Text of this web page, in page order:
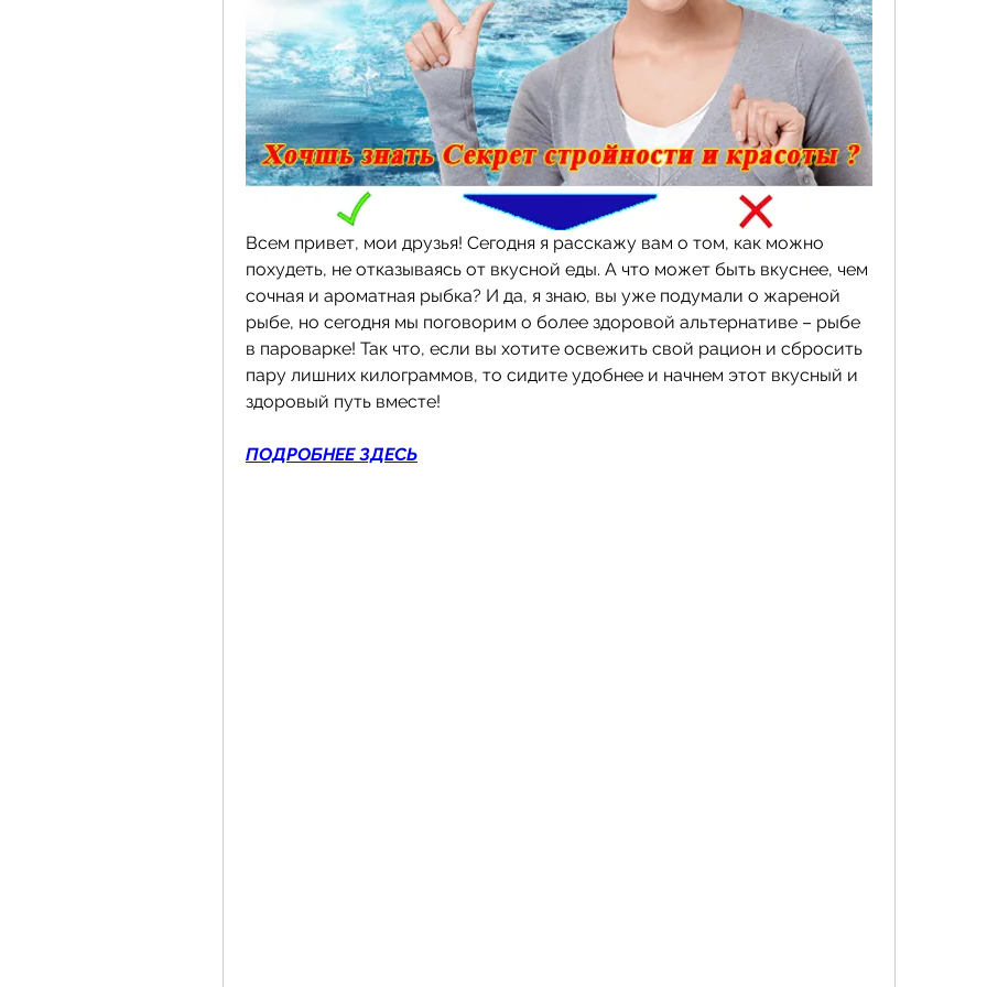
Всем привет, мои друзья! Сегодня я расскажу вам о том, как можно
похудеть, не отказываясь от вкусной еды. А что может быть вкуснее, чем
сочная и ароматная рыбка? И да, я знаю, вы уже подумали о жареной
рыбе, но сегодня мы поговорим о более здоровой альтернативе – рыбе
в пароварке! Так что, если вы хотите освежить свой рацион и сбросить
пару лишних килограммов, то сидите удобнее и начнем этот вкусный и
здоровый путь вместе!
ПОДРОБНЕЕ ЗДЕСЬ